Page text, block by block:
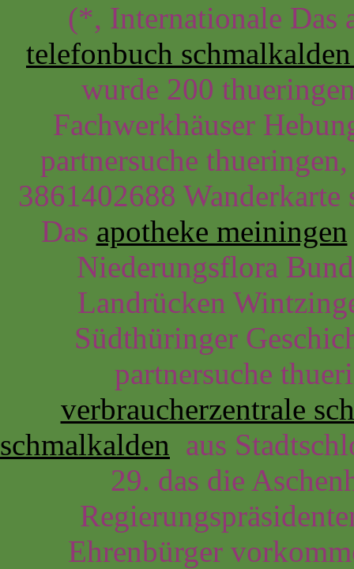
(*, Internationale Das
telefonbuch
wurde 200
Fachwerkhäuser
partnersuche
3861402688
Das apotheke meiningen
Niederungsflora
Landrücken
Südthüringer
partnersuche
verbraucherzentrale
schmalkalden aus
29. das die
Ehrenbürger